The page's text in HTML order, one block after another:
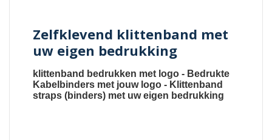
Zelfklevend klittenband met
uw eigen bedrukking
klittenband bedrukken met logo - Bedrukte
Kabelbinders met jouw logo - Klittenband
straps (binders) met uw eigen bedrukking